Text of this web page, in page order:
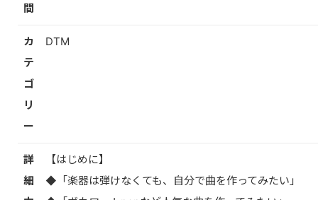
間
カ
テ
ゴ
リ
ー
DTM
詳
細
【はじめに】
◆「楽器は弾けなくても、自分で曲を作ってみたい」